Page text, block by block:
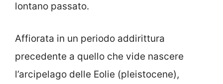
lontano passato.
Affiorata in un periodo addirittura
precedente a quello che vide nascere
l’arcipelago delle Eolie (pleistocene),